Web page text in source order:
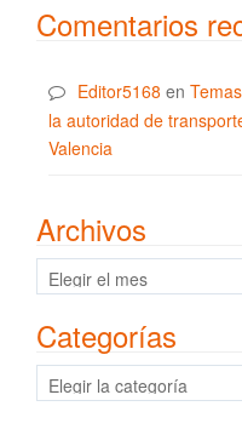
Comentarios
Editor5168 en
la autoridad de
Valencia
Archivos
Archivos
Categorías
Categorías